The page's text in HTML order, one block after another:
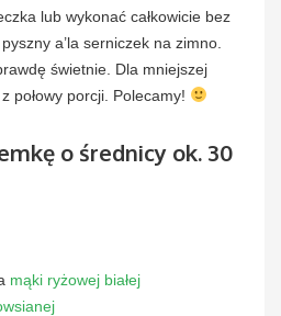
lub wykonać całkowicie bez
a’la serniczek na zimno.
świetnie. Dla mniejszej
połowy porcji. Polecamy!
o średnicy ok. 30
mąki ryżowej białej